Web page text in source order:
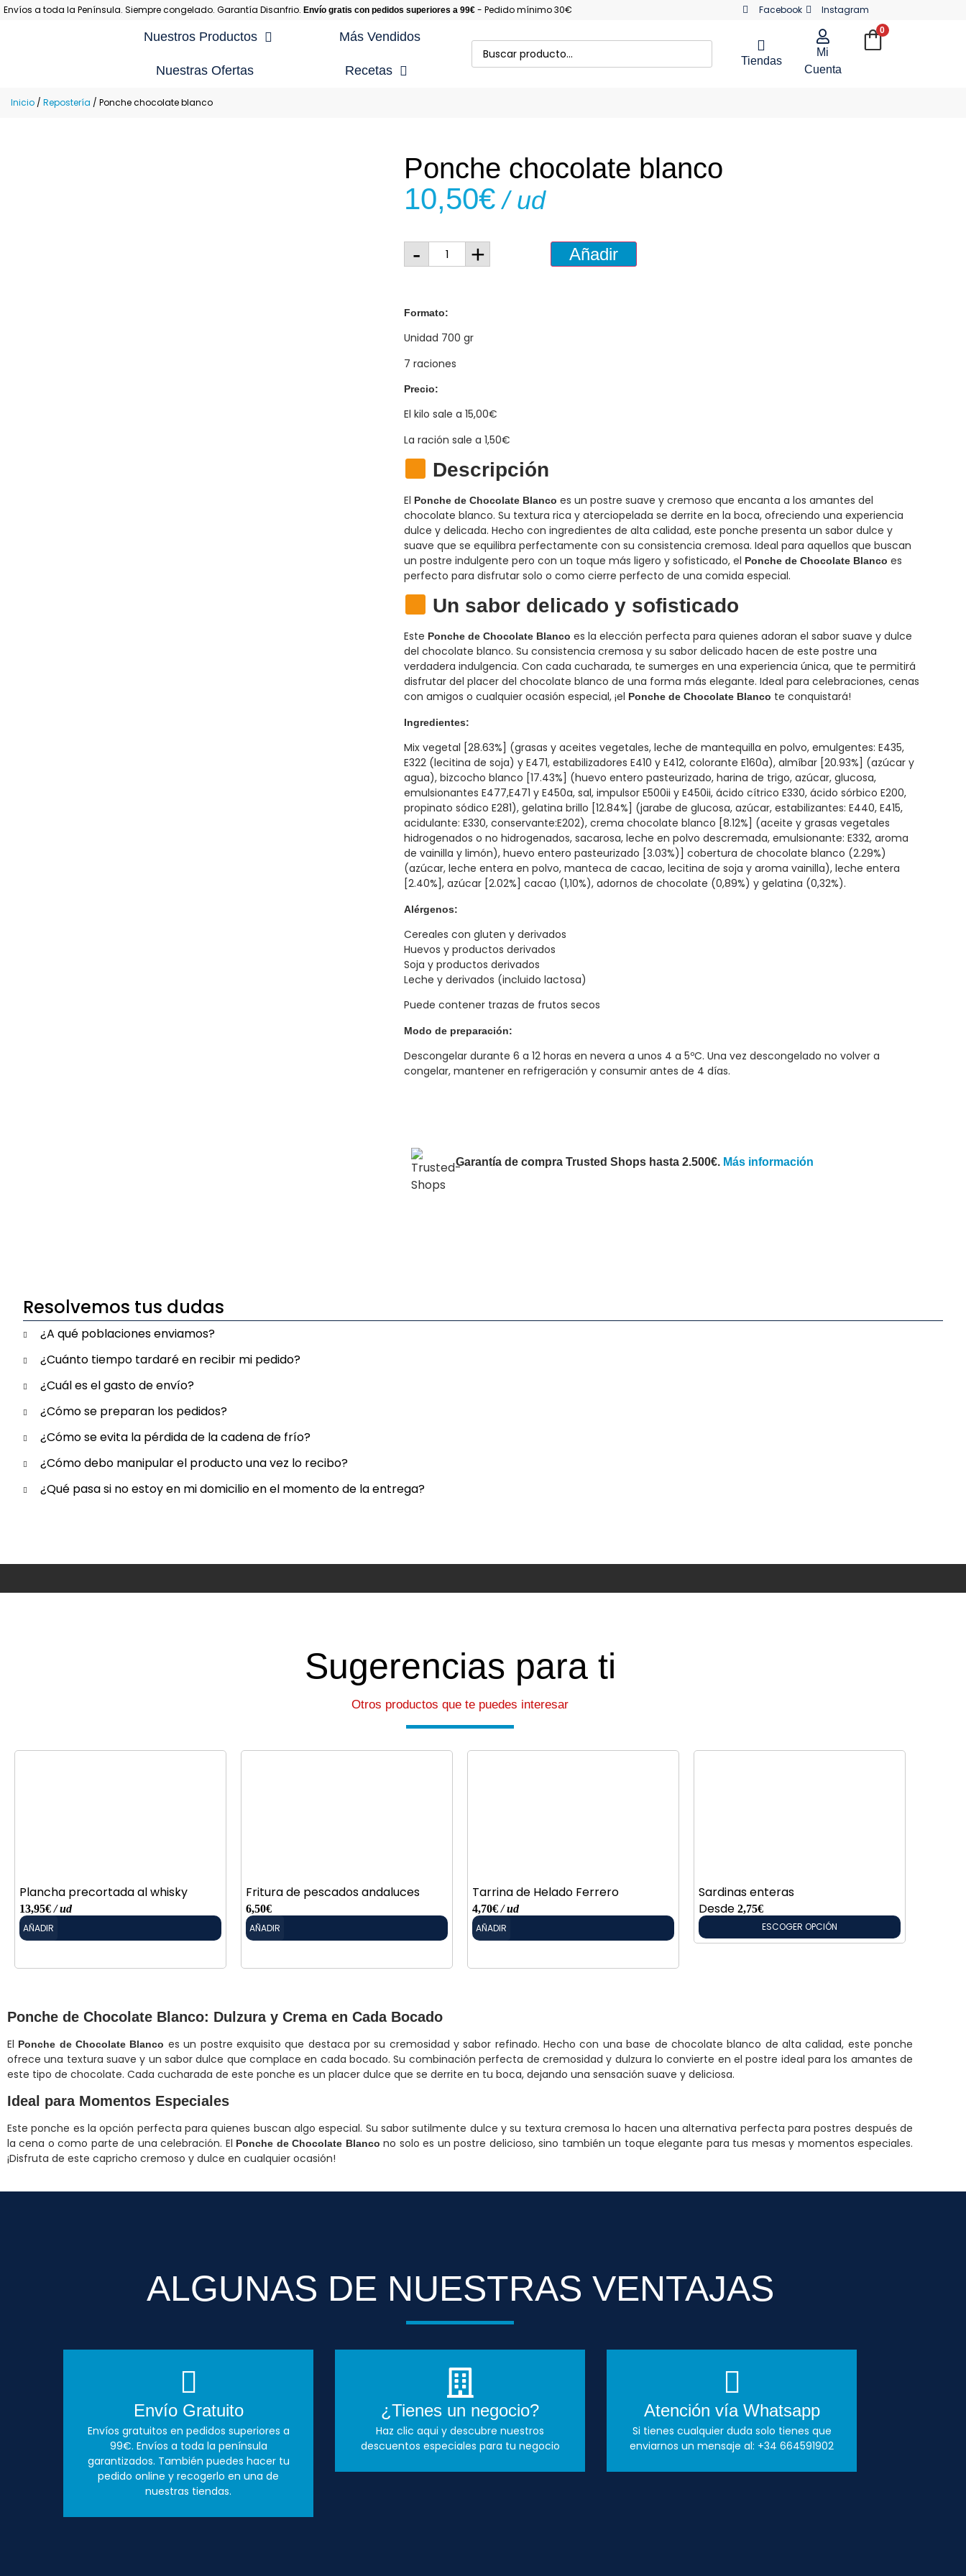
Envíos a toda la Península. Siempre congelado. Garantía Disanfrio. Envío gratis con pedidos superiores a 99€ - Pedido mínimo 30€ Facebook Instagram
Nuestros Productos Más Vendidos
Nuestras Ofertas
Recetas
Recetas con Marisco
Recetas con Pescado
Recetas con Verduras y
Tiendas
Mi
Cuenta
0
Inicio / Repostería / Ponche chocolate blanco
Ponche chocolate blanco
10,50€ / ud
- + Añadir
Formato:
Unidad 700 gr
7 raciones
Precio:
El kilo sale a 15,00€
La ración sale a 1,50€
Descripción
El Ponche de Chocolate Blanco es un postre suave y cremoso que encanta a los amantes del
chocolate blanco. Su textura rica y aterciopelada se derrite en la boca, ofreciendo una experiencia
dulce y delicada. Hecho con ingredientes de alta calidad, este ponche presenta un sabor dulce y
suave que se equilibra perfectamente con su consistencia cremosa. Ideal para aquellos que buscan
un postre indulgente pero con un toque más ligero y sofisticado, el Ponche de Chocolate Blanco es
perfecto para disfrutar solo o como cierre perfecto de una comida especial.
Un sabor delicado y sofisticado
Este Ponche de Chocolate Blanco es la elección perfecta para quienes adoran el sabor suave y dulce
del chocolate blanco. Su consistencia cremosa y su sabor delicado hacen de este postre una
verdadera indulgencia. Con cada cucharada, te sumerges en una experiencia única, que te permitirá
disfrutar del placer del chocolate blanco de una forma más elegante. Ideal para celebraciones, cenas
con amigos o cualquier ocasión especial, ¡el Ponche de Chocolate Blanco te conquistará!
Ingredientes:
Mix vegetal [28.63%] (grasas y aceites vegetales, leche de mantequilla en polvo, emulgentes: E435,
E322 (lecitina de soja) y E471, estabilizadores E410 y E412, colorante E160a), almíbar [20.93%] (azúcar y
agua), bizcocho blanco [17.43%] (huevo entero pasteurizado, harina de trigo, azúcar, glucosa,
emulsionantes E477,E471 y E450a, sal, impulsor E500ii y E450ii, ácido cítrico E330, ácido sórbico E200,
propinato sódico E281), gelatina brillo [12.84%] (jarabe de glucosa, azúcar, estabilizantes: E440, E415,
acidulante: E330, conservante:E202), crema chocolate blanco [8.12%] (aceite y grasas vegetales
hidrogenados o no hidrogenados, sacarosa, leche en polvo descremada, emulsionante: E332, aroma
de vainilla y limón), huevo entero pasteurizado [3.03%)] cobertura de chocolate blanco (2.29%)
(azúcar, leche entera en polvo, manteca de cacao, lecitina de soja y aroma vainilla), leche entera
[2.40%], azúcar [2.02%] cacao (1,10%), adornos de chocolate (0,89%) y gelatina (0,32%).
Alérgenos:
Cereales con gluten y derivados
Huevos y productos derivados
Soja y productos derivados
Leche y derivados (incluido lactosa)
Puede contener trazas de frutos secos
Modo de preparación:
Descongelar durante 6 a 12 horas en nevera a unos 4 a 5ºC. Una vez descongelado no volver a
congelar, mantener en refrigeración y consumir antes de 4 días.
Garantía de compra Trusted Shops hasta 2.500€. Más información
Resolvemos tus dudas
¿A qué poblaciones enviamos?
¿Cuánto tiempo tardaré en recibir mi pedido?
¿Cuál es el gasto de envío?
¿Cómo se preparan los pedidos?
¿Cómo se evita la pérdida de la cadena de frío?
¿Cómo debo manipular el producto una vez lo recibo?
¿Qué pasa si no estoy en mi domicilio en el momento de la entrega?
Sugerencias para ti
Otros productos que te puedes interesar
Plancha precortada al whisky
13,95€/ ud
AÑADIR
Fritura de pescados andaluces
6,50€
AÑADIR
Tarrina de Helado Ferrero
4,70€/ ud
AÑADIR
Sardinas enteras
Desde 2,75€
ESCOGER OPCIÓN
Ponche de Chocolate Blanco: Dulzura y Crema en Cada Bocado
El Ponche de Chocolate Blanco es un postre exquisito que destaca por su cremosidad y sabor refinado. Hecho con una base de chocolate blanco de alta calidad, este ponche
ofrece una textura suave y un sabor dulce que complace en cada bocado. Su combinación perfecta de cremosidad y dulzura lo convierte en el postre ideal para los amantes de
este tipo de chocolate. Cada cucharada de este ponche es un placer dulce que se derrite en tu boca, dejando una sensación suave y deliciosa.
Ideal para Momentos Especiales
Este ponche es la opción perfecta para quienes buscan algo especial. Su sabor sutilmente dulce y su textura cremosa lo hacen una alternativa perfecta para postres después de
la cena o como parte de una celebración. El Ponche de Chocolate Blanco no solo es un postre delicioso, sino también un toque elegante para tus mesas y momentos especiales.
¡Disfruta de este capricho cremoso y dulce en cualquier ocasión!
ALGUNAS DE NUESTRAS VENTAJAS
Envío Gratuito
Envíos gratuitos en pedidos superiores a
99€. Envíos a toda la península
garantizados. También puedes hacer tu
pedido online y recogerlo en una de
nuestras tiendas.
¿Tienes un negocio?
Haz clic aqui y descubre nuestros
descuentos especiales para tu negocio
Atención vía Whatsapp
Si tienes cualquier duda solo tienes que
enviarnos un mensaje al: +34 664591902